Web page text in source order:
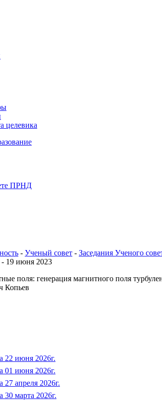
целевика
ПРНД
- Ученый совет - Заседания Ученого
- 19 июня 2023
поля: генерация магнитного поля
Копьев
22 июня 2026г.
01 июня 2026г.
27 апреля 2026г.
30 марта 2026г.